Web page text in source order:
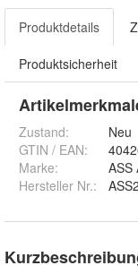
Produktdetails
Produktsicherheit
Zustand:
Neu
GTIN / EAN:
Marke:
Hersteller Nr.: